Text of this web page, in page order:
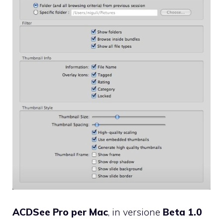
ACDSee Pro per Mac, in versione Beta 1.0